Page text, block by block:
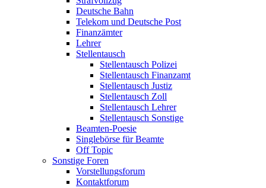
Deutsche Bahn
Telekom und Deutsche Post
Finanzämter
Lehrer
Stellentausch
Stellentausch Polizei
Stellentausch Finanzamt
Stellentausch Justiz
Stellentausch Zoll
Stellentausch Lehrer
Stellentausch Sonstige
Beamten-Poesie
Singlebörse für Beamte
Off Topic
Sonstige Foren
Vorstellungsforum
Kontaktforum